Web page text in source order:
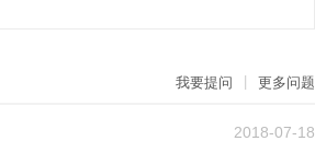
我要提问 更多问题
2018-07-18